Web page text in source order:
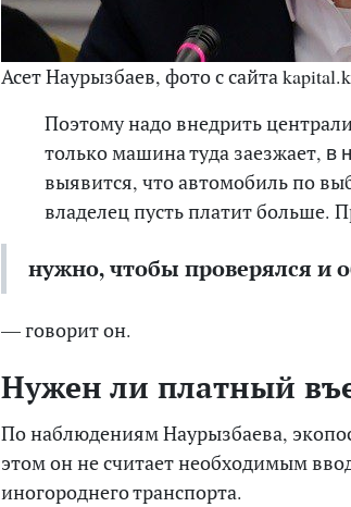
Асет Наурызбаев, фото с сайта
Поэтому надо внедрить
только машина туда заезжает, в
выявится, что автомобиль по
владелец пусть платит больше.
нужно, чтобы проверялся и
— говорит он.
Нужен ли платный
По наблюдениям Наурызбаева,
этом он не считает необходимым
иногороднего транспорта.